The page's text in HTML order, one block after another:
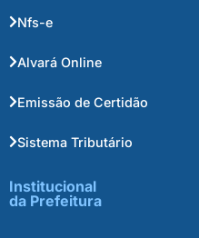
Nfs-e
Alvará Online
Emissão de Certidão
Sistema Tributário
Institucional
da Prefeitura